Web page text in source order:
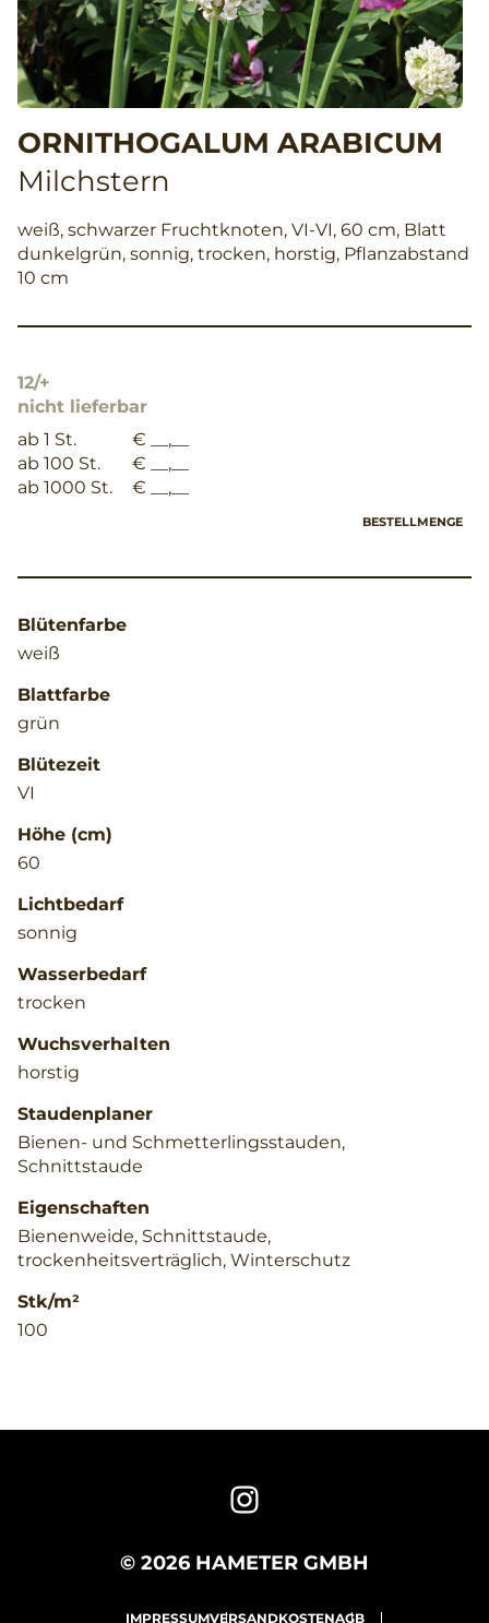
ORNITHOGALUM ARABICUM
Milchstern
weiß, schwarzer Fruchtknoten, VI-VI, 60 cm, Blatt
dunkelgrün, sonnig, trocken, horstig, Pflanzabstand
10 cm
12/+
nicht lieferbar
ab 1 St.
€ __,__
ab 100 St.
€ __,__
ab 1000 St.
€ __,__
BESTELLMENGE
Blütenfarbe
weiß
Blattfarbe
grün
Blütezeit
VI
Höhe (cm)
60
Lichtbedarf
sonnig
Wasserbedarf
trocken
Wuchsverhalten
horstig
Staudenplaner
Bienen- und Schmetterlingsstauden,
Schnittstaude
Eigenschaften
Bienenweide, Schnittstaude,
trockenheitsverträglich, Winterschutz
Stk/m²
100
© 2026 HAMETER GMBH
IMPRESSUMVERSANDKOSTENAGB